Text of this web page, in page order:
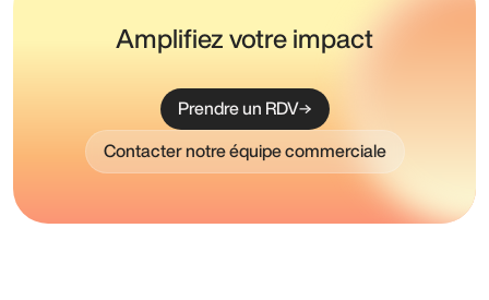
Amplifiez votre impact
Prendre un RDV
Contacter notre équipe commerciale